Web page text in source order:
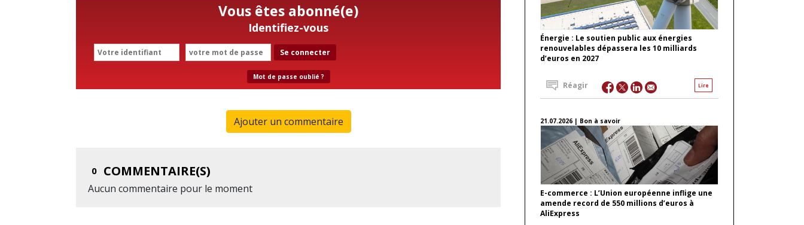
Vous êtes abonné(e)
Identifiez-vous
Se connecter
Mot de passe oublié ?
Ajouter un commentaire
0 COMMENTAIRE(S)
Aucun commentaire pour le moment
Énergie : Le soutien public aux énergies
renouvelables dépassera les 10 milliards
d’euros en 2027
Lire
Réagir
21.07.2026 | Bon à savoir
E-commerce : L’Union européenne inflige une
amende record de 550 millions d’euros à
AliExpress